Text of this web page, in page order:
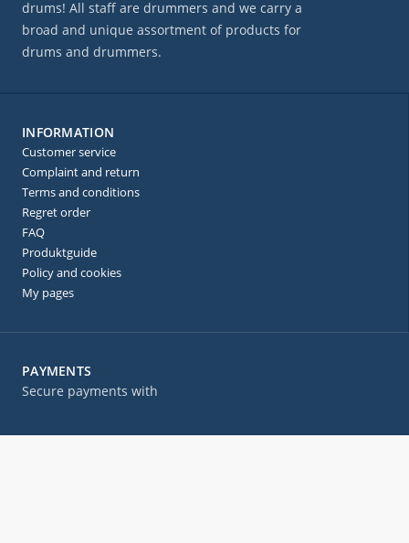
PAYMENTS
Secure payments with
drums! All staff are drummers and we carry a
broad and unique assortment of products for
drums and drummers.
INFORMATION
Customer service
Complaint and return
Terms and conditions
Regret order
FAQ
Produktguide
Policy and cookies
My pages